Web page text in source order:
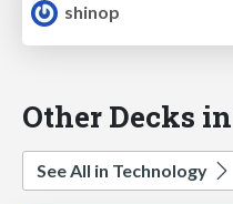
shinop
Other Decks
See All in Technology